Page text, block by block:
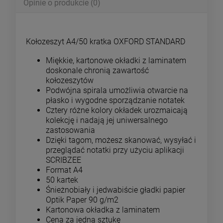
Opinie o produkcie (0)
Kołozeszyt A4/50 kratka OXFORD STANDARD
Miękkie, kartonowe okładki z laminatem
doskonale chronią zawartość
kołozeszytów
Podwójna spirala umożliwia otwarcie na
płasko i wygodne sporządzanie notatek
Cztery różne kolory okładek urozmaicają
kolekcję i nadają jej uniwersalnego
zastosowania
Dzięki tagom, możesz skanować, wysyłać i
przeglądać notatki przy użyciu aplikacji
SCRIBZEE
Format A4
50 kartek
Śnieżnobiały i jedwabiście gładki papier
Optik Paper 90 g/m2
Kartonowa okładka z laminatem
Cena za jedną sztukę